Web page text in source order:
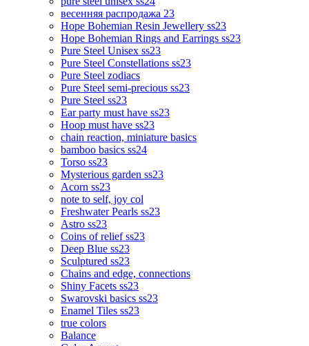
весенняя распродажа 23
Hope Bohemian Resin Jewellery ss23
Hope Bohemian Rings and Earrings ss23
Pure Steel Unisex ss23
Pure Steel Constellations ss23
Pure Steel zodiacs
Pure Steel semi-precious ss23
Pure Steel ss23
Ear party must have ss23
Hoop must have ss23
chain reaction, miniature basics
bamboo basics ss24
Torso ss23
Mysterious garden ss23
Acorn ss23
note to self, joy col
Freshwater Pearls ss23
Astro ss23
Coins of relief ss23
Deep Blue ss23
Sculptured ss23
Chains and edge, connections
Shiny Facets ss23
Swarovski basics ss23
Enamel Tiles ss23
true colors
Balance